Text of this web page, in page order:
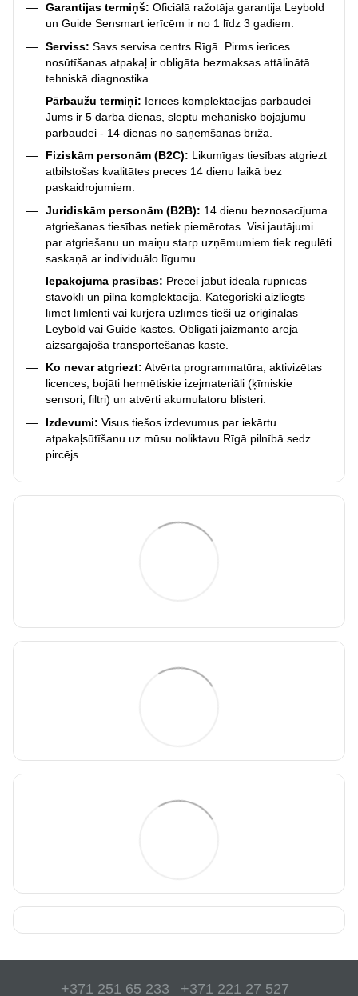
Garantijas termiņš: Oficiālā ražotāja garantija Leybold
un Guide Sensmart ierīcēm ir no 1 līdz 3 gadiem.
Serviss: Savs servisa centrs Rīgā. Pirms ierīces
nosūtīšanas atpakaļ ir obligāta bezmaksas attālinātā
tehniskā diagnostika.
Pārbaužu termiņi: Ierīces komplektācijas pārbaudei
Jums ir 5 darba dienas, slēptu mehānisko bojājumu
pārbaudei - 14 dienas no saņemšanas brīža.
Fiziskām personām (B2C): Likumīgas tiesības atgriezt
atbilstošas kvalitātes preces 14 dienu laikā bez
paskaidrojumiem.
Juridiskām personām (B2B): 14 dienu beznosacījuma
atgriešanas tiesības netiek piemērotas. Visi jautājumi
par atgriešanu un maiņu starp uzņēmumiem tiek regulēti
saskaņā ar individuālo līgumu.
Iepakojuma prasības: Precei jābūt ideālā rūpnīcas
stāvoklī un pilnā komplektācijā. Kategoriski aizliegts
līmēt līmlenti vai kurjera uzlīmes tieši uz oriģinālās
Leybold vai Guide kastes. Obligāti jāizmanto ārējā
aizsargājošā transportēšanas kaste.
Ko nevar atgriezt: Atvērta programmatūra, aktivizētas
licences, bojāti hermētiskie izejmateriāli (ķīmiskie
sensori, filtri) un atvērti akumulatoru blisteri.
Izdevumi: Visus tiešos izdevumus par iekārtu
atpakaļsūtīšanu uz mūsu noliktavu Rīgā pilnībā sedz
pircējs.
+371 251 65 233 +371 221 27 527